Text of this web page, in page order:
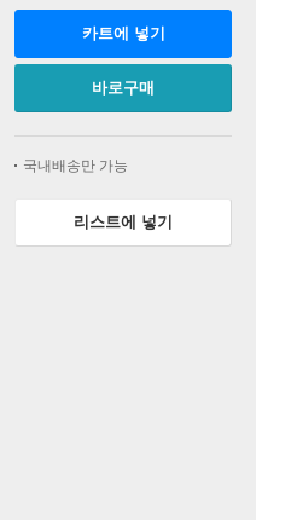
카트에 넣기
바로구매
국내배송만 가능
리스트에 넣기